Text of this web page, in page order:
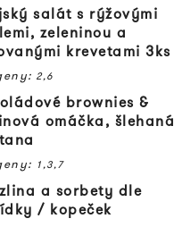
salát s rýžovými
zeleninou a
krevetami 3ks
2,6
brownies &
omáčka, šlehaná
1,3,7
a sorbety dle
/ kopeček